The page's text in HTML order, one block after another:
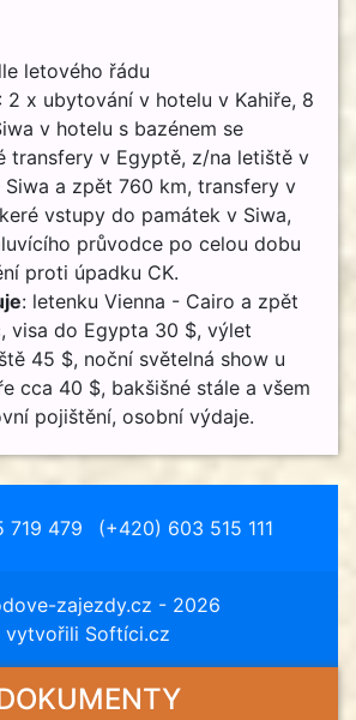
letového řádu
: 2 x ubytování v hotelu v Kahiře, 8
v hotelu s bazénem se
transfery v Egyptě, z/na letiště v
Siwa a zpět 760 km, transfery v
vstupy do památek v Siwa,
průvodce po celou dobu
proti úpadku CK.
: letenku Vienna - Cairo a zpět
visa do Egypta 30 $, výlet
45 $, noční světelná show u
cca 40 $, bakšišné stále a všem
pojištění, osobní výdaje.
719 479 (+420) 603 515 111
zajezdy.cz - 2026
vytvořili Softíci.cz